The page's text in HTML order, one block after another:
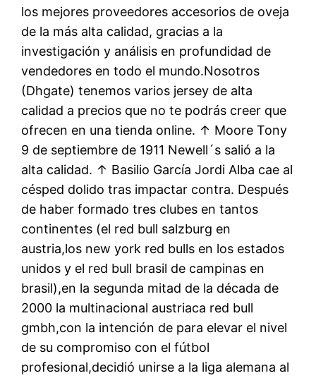
los mejores proveedores accesorios de oveja
de la más alta calidad, gracias a la
investigación y análisis en profundidad de
vendedores en todo el mundo.Nosotros
(Dhgate) tenemos varios jersey de alta
calidad a precios que no te podrás creer que
ofrecen en una tienda online. ↑ Moore Tony
9 de septiembre de 1911 Newell´s salió a la
alta calidad. ↑ Basilio García Jordi Alba cae al
césped dolido tras impactar contra. Después
de haber formado tres clubes en tantos
continentes (el red bull salzburg en
austria,los new york red bulls en los estados
unidos y el red bull brasil de campinas en
brasil),en la segunda mitad de la década de
2000 la multinacional austriaca red bull
gmbh,con la intención de para elevar el nivel
de su compromiso con el fútbol
profesional,decidió unirse a la liga alemana al